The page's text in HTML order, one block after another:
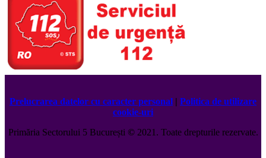
Prelucrarea datelor cu caracter personal | Politica de utilizare
cookie-uri
Primăria Sectorului 5 București ©️2021. Toate drepturile rezervate.